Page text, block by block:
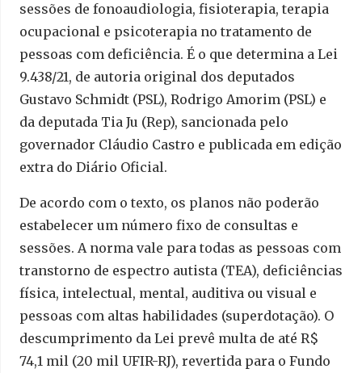
sessões de fonoaudiologia, fisioterapia, terapia
ocupacional e psicoterapia no tratamento de
pessoas com deficiência. É o que determina a Lei
9.438/21, de autoria original dos deputados
Gustavo Schmidt (PSL), Rodrigo Amorim (PSL) e
da deputada Tia Ju (Rep), sancionada pelo
governador Cláudio Castro e publicada em edição
extra do Diário Oficial.
De acordo com o texto, os planos não poderão
estabelecer um número fixo de consultas e
sessões. A norma vale para todas as pessoas com
transtorno de espectro autista (TEA), deficiências
física, intelectual, mental, auditiva ou visual e
pessoas com altas habilidades (superdotação). O
descumprimento da Lei prevê multa de até R$
74,1 mil (20 mil UFIR-RJ), revertida para o Fundo